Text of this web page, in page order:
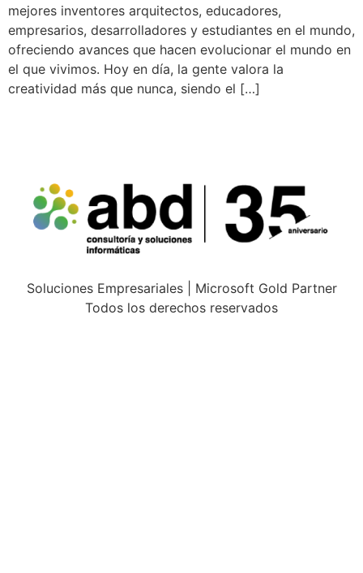
mejores inventores arquitectos, educadores,
empresarios, desarrolladores y estudiantes en el mundo,
ofreciendo avances que hacen evolucionar el mundo en
el que vivimos. Hoy en día, la gente valora la
creatividad más que nunca, siendo el […]
Soluciones Empresariales | Microsoft Gold Partner
Todos los derechos reservados